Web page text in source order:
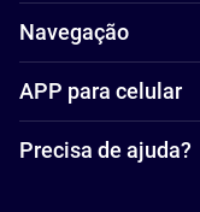
Navegação
APP para celular
Precisa de ajuda?